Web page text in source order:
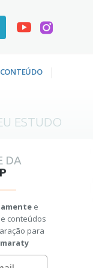
CONTEÚDO
ESTUDO
DA
e
conteúdos
para